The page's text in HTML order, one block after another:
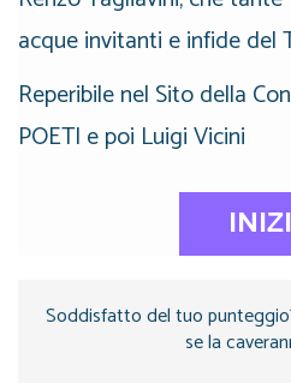
acque invitanti e infide del
Reperibile nel Sito della
POETI e poi Luigi Vicini
Soddisfatto del tuo
se la